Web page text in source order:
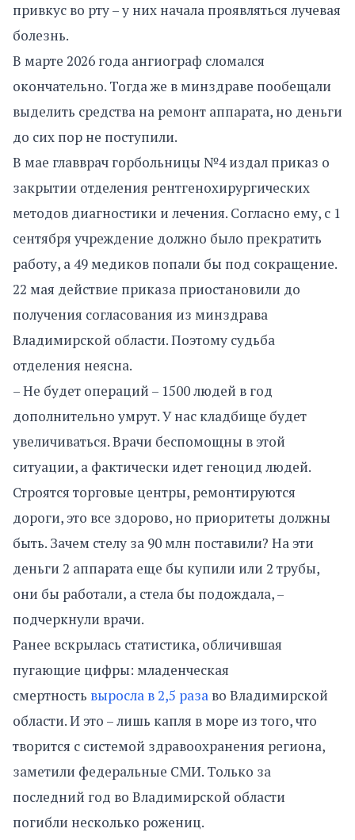
привкус во рту – у них начала проявляться лучевая
болезнь.
В марте 2026 года ангиограф сломался
окончательно. Тогда же в минздраве пообещали
выделить средства на ремонт аппарата, но деньги
до сих пор не поступили.
В мае главврач горбольницы №4 издал приказ о
закрытии отделения рентгенохирургических
методов диагностики и лечения. Согласно ему, с 1
сентября учреждение должно было прекратить
работу, а 49 медиков попали бы под сокращение.
22 мая действие приказа приостановили до
получения согласования из минздрава
Владимирской области. Поэтому судьба
отделения неясна.
– Не будет операций – 1500 людей в год
дополнительно умрут. У нас кладбище будет
увеличиваться. Врачи беспомощны в этой
ситуации, а фактически идет геноцид людей.
Строятся торговые центры, ремонтируются
дороги, это все здорово, но приоритеты должны
быть. Зачем стелу за 90 млн поставили? На эти
деньги 2 аппарата еще бы купили или 2 трубы,
они бы работали, а стела бы подождала, –
подчеркнули врачи.
Ранее вскрылась статистика, обличившая
пугающие цифры: младенческая
смертность выросла в 2,5 раза во Владимирской
области. И это – лишь капля в море из того, что
творится с системой здравоохранения региона,
заметили федеральные СМИ. Только за
последний год во Владимирской области
погибли несколько рожениц.